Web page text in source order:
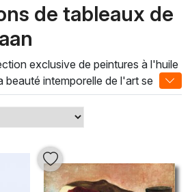
de tableaux de
exclusive de peintures à l'huile
beauté intemporelle de l'art se
techniques classiques. Chaque
réalisée, offrant une profondeur
distinctive qui ne manqueront pas
Les compositions évoquent des
des scènes de vie vibrantes,
qui respire la passion et la